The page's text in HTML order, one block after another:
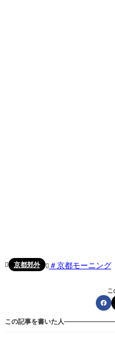
 京都郊外  京都モーニング
こ
この記事を書いた人